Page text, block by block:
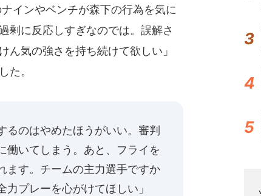
インやベンチが森下の行為を気に
剰に反応しすぎなのでは。誤解さ
ん気の強さを持ち続けて欲しい」
た。
るのはやめたほうがいい。審判
働いてしまう。あと、フライを
ます。チームの主力選手ですか
プレーを心がけてほしい」